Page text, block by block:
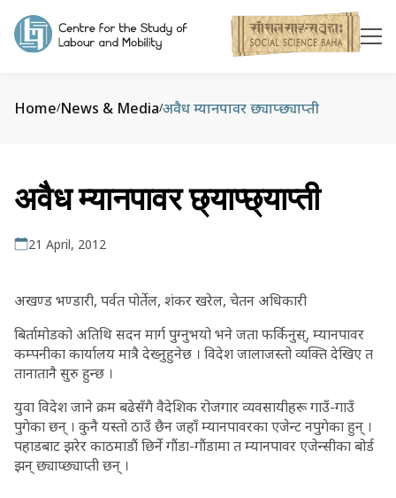
Home/News & Media/अवैध म्यानपावर छ्याप्छ्याप्ती
अवैध म्यानपावर छ्याप्छ्याप्ती
21 April, 2012
अखण्ड भण्डारी, पर्वत पोर्तेल, शंकर खरेल, चेतन अधिकारी
बिर्तामोडको अतिथि सदन मार्ग पुग्नुभयो भने जता फर्किनुस्, म्यानपावर
कम्पनीका कार्यालय मात्रै देख्नुहुनेछ । विदेश जालाजस्तो व्यक्ति देखिए त
तानातानै सुरु हुन्छ ।
युवा विदेश जाने क्रम बढेसँगै वैदेशिक रोजगार व्यवसायीहरू गाउँ-गाउँ
पुगेका छन् । कुनै यस्तो ठाउँ छैन जहाँ म्यानपावरका एजेन्ट नपुगेका हुन् ।
पहाडबाट झरेर काठमाडौं छिर्ने गौंडा-गौंडामा त म्यानपावर एजेन्सीका बोर्ड
झन् छ्याप्छ्याप्ती छन् ।